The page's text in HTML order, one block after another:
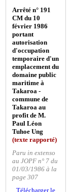
Arrêté n° 191
CM du 10
février 1986
portant
autorisation
d'occupation
temporaire d'un
emplacement du
domaine public
maritime à
Takaroa -
commune de
Takaroa au
profit de M.
Paul Léon
Tuhoe Ung
(texte rapporté)
Paru in extenso
au JOPF n° 7 du
01/03/1986 à la
page 307
Télécharger le